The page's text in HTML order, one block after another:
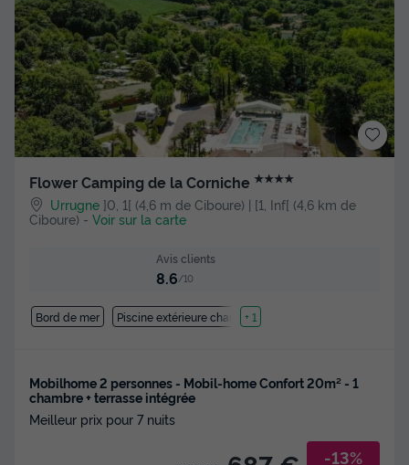
Flower Camping de la Corniche ★★★★
Urrugne ]0, 1[ (4,6 m de Ciboure) | [1, Inf[ (4,6 km de
Ciboure)- Voir sur la carte
Avis clients
8.6 /10
Bord de mer Piscine extérieure chauffée
+ 1
Mobilhome 2 personnes - Mobil-home Confort 20m² - 1
chambre + terrasse intégrée
Meilleur prix pour 7 nuits
-13%